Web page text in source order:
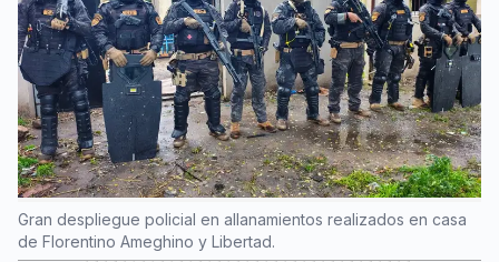
Gran despliegue policial en allanamientos realizados en casa
de Florentino Ameghino y Libertad.